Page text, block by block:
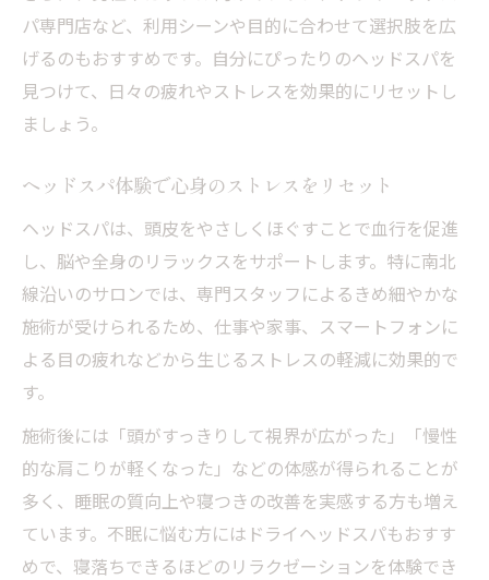
パ専門店など、利用シーンや目的に合わせて選択肢を広
げるのもおすすめです。自分にぴったりのヘッドスパを
見つけて、日々の疲れやストレスを効果的にリセットし
ましょう。
ヘッドスパ体験で心身のストレスをリセット
ヘッドスパは、頭皮をやさしくほぐすことで血行を促進
し、脳や全身のリラックスをサポートします。特に南北
線沿いのサロンでは、専門スタッフによるきめ細やかな
施術が受けられるため、仕事や家事、スマートフォンに
よる目の疲れなどから生じるストレスの軽減に効果的で
す。
施術後には「頭がすっきりして視界が広がった」「慢性
的な肩こりが軽くなった」などの体感が得られることが
多く、睡眠の質向上や寝つきの改善を実感する方も増え
ています。不眠に悩む方にはドライヘッドスパもおすす
めで、寝落ちできるほどのリラクゼーションを体験でき